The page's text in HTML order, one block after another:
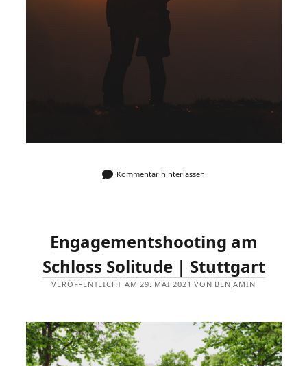
Kommentar hinterlassen
Engagementshooting am
Schloss Solitude | Stuttgart
VERÖFFENTLICHT AM 29. MAI 2021 VON BENJAMIN